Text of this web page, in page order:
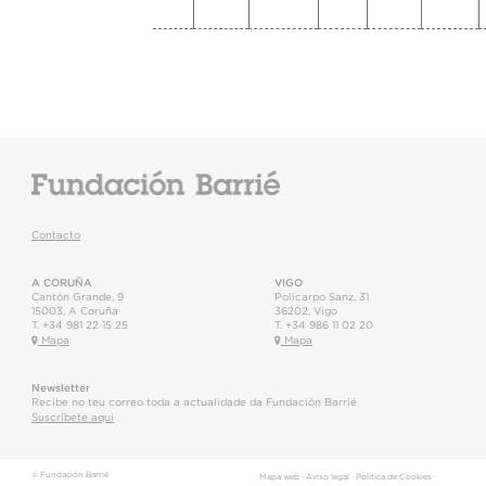
Contacto
A CORUÑA
Cantón Grande, 9
15003
A Coruña
T. +34 981 22 15 25
Mapa
VIGO
Policarpo Sanz, 31
36202 Vigo
T. +34 986 11 02 20
Mapa
Newsletter
Recibe no teu correo toda a actualidade da Fundación Barrié
Suscríbete aquí
© Fundación Barrié Mapa web· Aviso legal · Política de Cookies ·